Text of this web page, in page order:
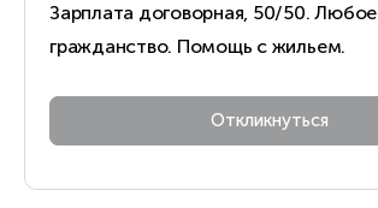
Зарплата договорная, 50/50. Любое
гражданство. Помощь с жильем.